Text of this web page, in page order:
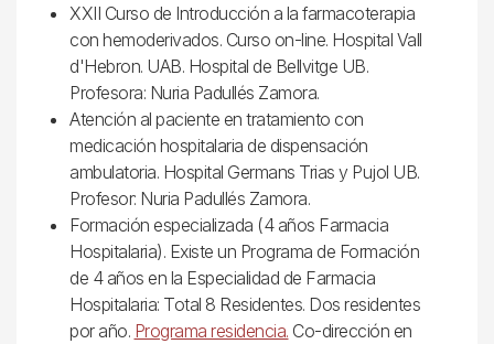
XXII Curso de Introducción a la farmacoterapia
con hemoderivados. Curso on-line. Hospital Vall
d'Hebron. UAB. Hospital de Bellvitge UB.
Profesora: Nuria Padullés Zamora.
Atención al paciente en tratamiento con
medicación hospitalaria de dispensación
ambulatoria. Hospital Germans Trias y Pujol UB.
Profesor: Nuria Padullés Zamora.
Formación especializada (4 años Farmacia
Hospitalaria). Existe un Programa de Formación
de 4 años en la Especialidad de Farmacia
Hospitalaria: Total 8 Residentes. Dos residentes
por año. Programa residencia. Co-dirección en